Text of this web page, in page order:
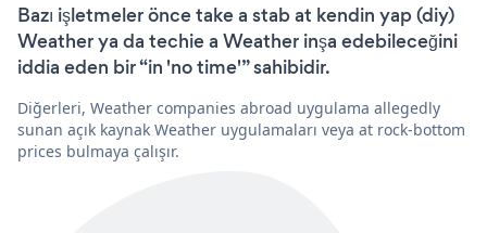
Bazı işletmeler önce take a stab at kendin yap (diy)
Weather ya da techie a Weather inşa edebileceğini
iddia eden bir “in 'no time'” sahibidir.
Diğerleri, Weather companies abroad uygulama allegedly
sunan açık kaynak Weather uygulamaları veya at rock-bottom
prices bulmaya çalışır.